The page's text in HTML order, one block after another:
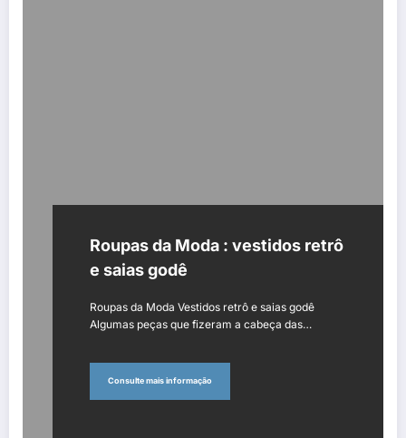
Roupas da Moda : vestidos retrô
e saias godê
Roupas da Moda Vestidos retrô e saias godê
Algumas peças que fizeram a cabeça das…
Consulte mais informação